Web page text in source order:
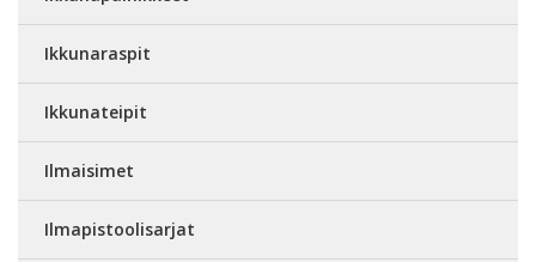
Ikkunaraspit
Ikkunateipit
Ilmaisimet
Ilmapistoolisarjat